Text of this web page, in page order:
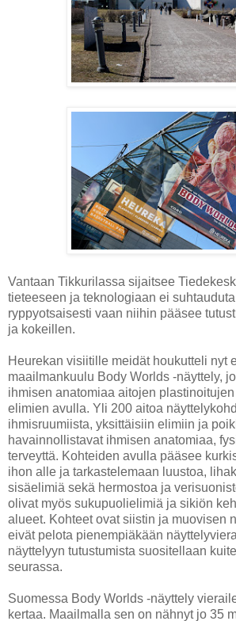
Vantaan Tikkurilassa sijaitsee
tieteeseen ja teknologiaan ei
ryppyotsaisesti vaan niihin pääsee
ja kokeillen.
Heurekan visiitille meidät houkutteli nyt
maailmankuulu Body Worlds -näyttely,
ihmisen anatomiaa aitojen
elimien avulla. Yli 200 aitoa
ihmisruumiista, yksittäisiin elimiin ja
havainnollistavat ihmisen anatomiaa,
terveyttä. Kohteiden avulla pääsee
ihon alle ja tarkastelemaan luustoa,
sisäelimiä sekä hermostoa ja
olivat myös sukupuolielimiä ja sikiön
alueet. Kohteet ovat siistin ja muovisen
eivät pelota pienempiäkään
näyttelyyn tutustumista suositellaan
seurassa.
Suomessa Body Worlds -näyttely
kertaa. Maailmalla sen on nähnyt jo 35